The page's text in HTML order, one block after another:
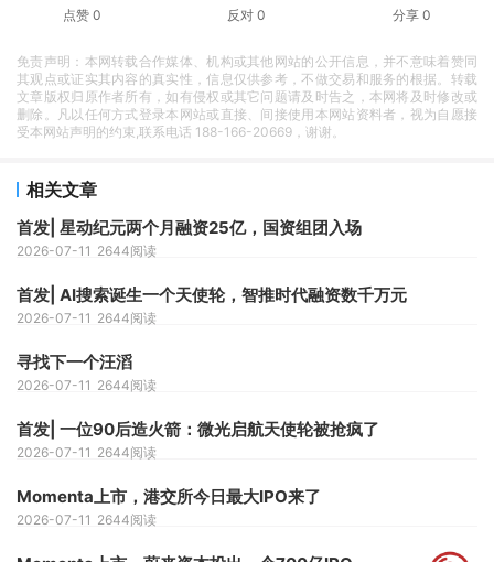
点赞0 反对0 分享 0
免责声明：本网转载合作媒体、机构或其他网站的公开信息，并不意味着赞同
其观点或证实其内容的真实性，信息仅供参考，不做交易和服务的根据。转载
文章版权归原作者所有，如有侵权或其它问题请及时告之，本网将及时修改或
删除。凡以任何方式登录本网站或直接、间接使用本网站资料者，视为自愿接
受本网站声明的约束,联系电话 188-166-20669，谢谢。
相关文章
首发| 星动纪元两个月融资25亿，国资组团入场
2026-07-11 2644阅读
首发| AI搜索诞生一个天使轮，智推时代融资数千万元
2026-07-11 2644阅读
寻找下一个汪滔
2026-07-11 2644阅读
首发| 一位90后造火箭：微光启航天使轮被抢疯了
2026-07-11 2644阅读
Momenta上市，港交所今日最大IPO来了
2026-07-11 2644阅读